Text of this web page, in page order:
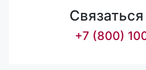
+7 (800)